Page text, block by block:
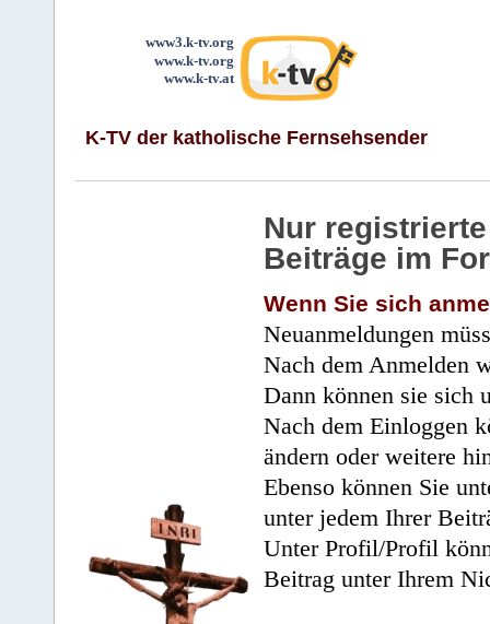
www3.k-tv.org
www.k-tv.org
www.k-tv.at
K-TV der katholische Fernsehsender
Nur
Beiträge im
Wenn Sie sich
Neuanmeldungen
Nach dem Anmelden
Dann können sie sich
Nach dem Einloggen
ändern oder weitere
Ebenso können Sie
unter jedem Ihrer
Unter Profil/Profil
Beitrag unter Ihrem